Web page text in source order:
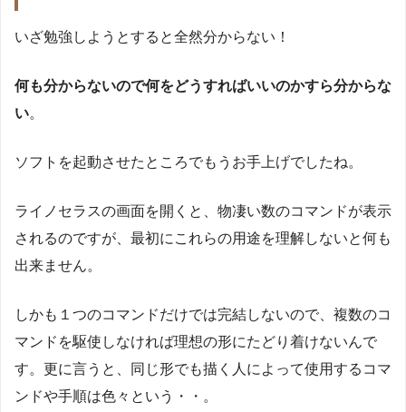
いざ勉強しようとすると全然分からない！
何も分からないので何をどうすればいいのかすら分からな
い。
ソフトを起動させたところでもうお手上げでしたね。
ライノセラスの画面を開くと、物凄い数のコマンドが表示
されるのですが、最初にこれらの用途を理解しないと何も
出来ません。
しかも１つのコマンドだけでは完結しないので、複数のコ
マンドを駆使しなければ理想の形にたどり着けないんで
す。更に言うと、同じ形でも描く人によって使用するコマ
ンドや手順は色々という・・。